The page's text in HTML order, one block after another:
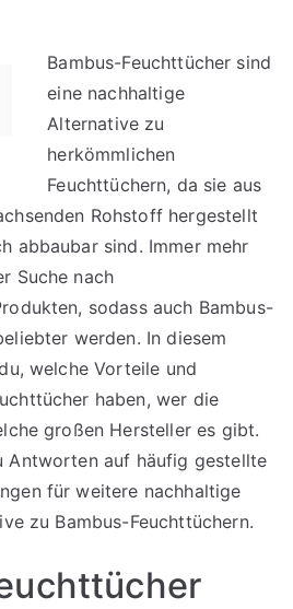
Bambus-Feuchttücher sind
eine nachhaltige
Alternative zu
herkömmlichen
Feuchttüchern, da sie aus
Rohstoff hergestellt
abbaubar sind. Immer mehr
Suche nach
sodass auch Bambus-
werden. In diesem
welche Vorteile und
haben, wer die
großen Hersteller es gibt.
Antworten auf häufig gestellte
für weitere nachhaltige
zu Bambus-Feuchttüchern.